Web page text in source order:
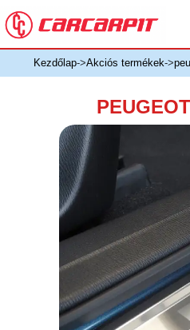
Kezdőlap->Akciós termékek->